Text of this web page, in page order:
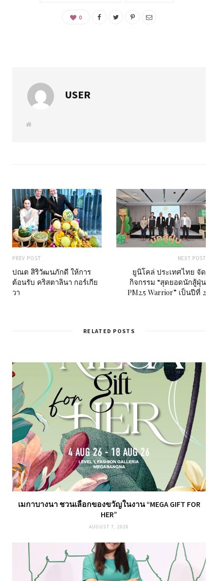
0
USER
W
PREV POST
ปณต สิริวัฒนภักดี ให้การ
ต้อนรับ คริสตาลินา กอร์เกีย
วา
NEXT POST
ยูนิโคล่ ประเทศไทย จัด
กิจกรรม “สุดยอดนักสู้ฝุ่น
PM2.5 Warrior” เป็นปีที่ 2
RELATED POSTS
เมกาบางนา ชวนเลือกของขวัญในงาน “MEGA GIFT FOR
HER”
AUGUST 7, 2026